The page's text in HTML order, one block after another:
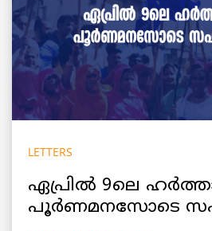
LETTERS
ഏപ്രിൽ 9ലെ
പൂർണമനസോടെ